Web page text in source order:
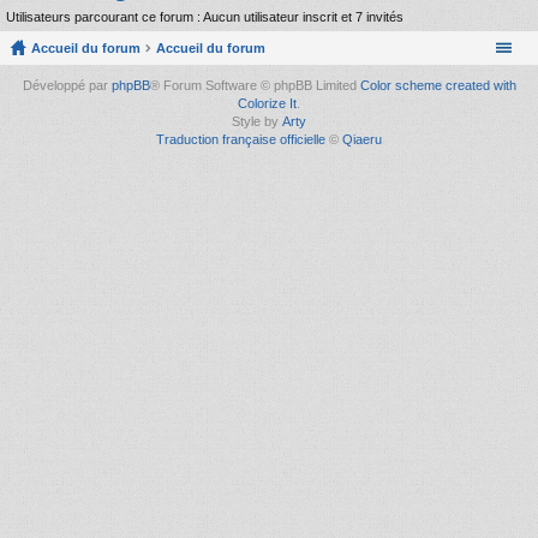
Utilisateurs parcourant ce forum : Aucun utilisateur inscrit et 7 invités
Accueil du forum Accueil du forum
Développé par phpBB® Forum Software © phpBB Limited Color scheme created with
Colorize It.
Style by Arty
Traduction française officielle © Qiaeru